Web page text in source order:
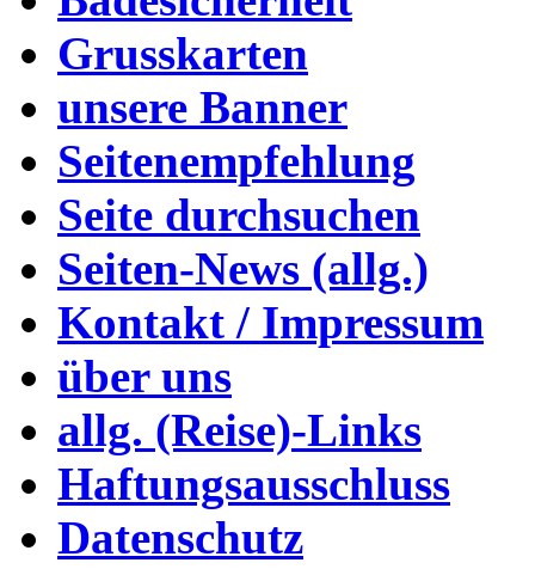
Grusskarten
unsere Banner
Seitenempfehlung
Seite durchsuchen
Seiten-News (allg.)
Kontakt / Impressum
über uns
allg. (Reise)-Links
Haftungsausschluss
Datenschutz